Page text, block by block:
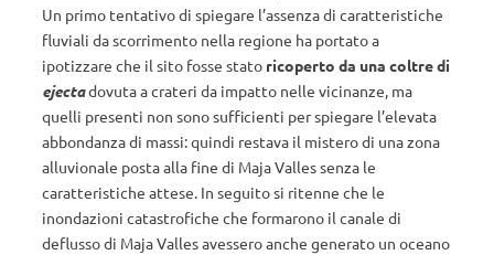
Un primo tentativo di spiegare l’assenza di caratteristiche
fluviali da scorrimento nella regione ha portato a
ipotizzare che il sito fosse stato ricoperto da una coltre di
ejectadovuta a crateri da impatto nelle vicinanze, ma
quelli presenti non sono sufficienti per spiegare l’elevata
abbondanza di massi: quindi restava il mistero di una zona
alluvionale posta alla fine di Maja Valles senza le
caratteristiche attese. In seguito si ritenne che le
inondazioni catastrofiche che formarono il canale di
deflusso di Maja Valles avessero anche generato un oceano